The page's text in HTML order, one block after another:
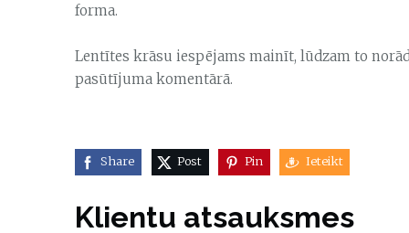
forma.
Lentītes krāsu iespējams mainīt, lūdzam to
pasūtījuma komentārā.
Share Post Pin Ieteikt
Klientu atsauksmes